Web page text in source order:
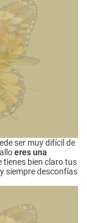
ser muy difícil de
eres una
tienes bien claro tus
siempre desconfías